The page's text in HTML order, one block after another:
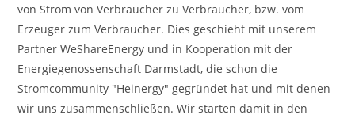
von Strom von Verbraucher zu Verbraucher, bzw. vom
Erzeuger zum Verbraucher. Dies geschieht mit unserem
Partner WeShareEnergy und in Kooperation mit der
Energiegenossenschaft Darmstadt, die schon die
Stromcommunity "Heinergy" gegründet hat und mit denen
wir uns zusammenschließen. Wir starten damit in den